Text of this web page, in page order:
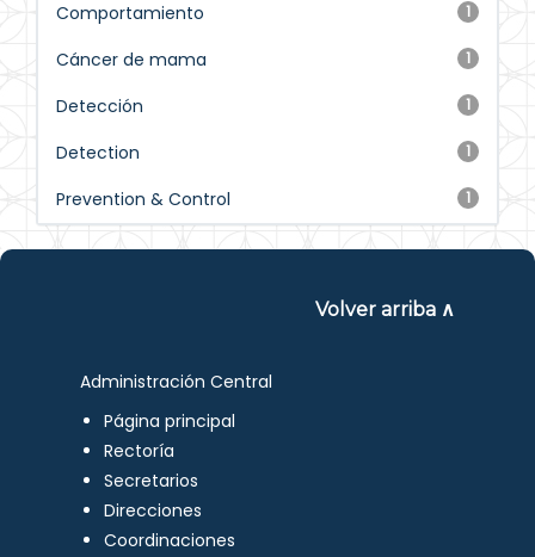
1
Comportamiento
1
Cáncer de mama
1
Detección
1
Detection
1
Prevention & Control
Volver arriba ∧
Administración Central
Página principal
Rectoría
Secretarios
Direcciones
Coordinaciones